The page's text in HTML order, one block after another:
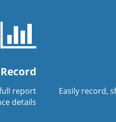
Easily record,
report
details.